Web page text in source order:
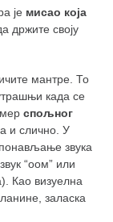
је мисао која
држите своју
мантре. То
када се
спољног
и слично. У
звука
“оом” или
Као визуелна
заласка